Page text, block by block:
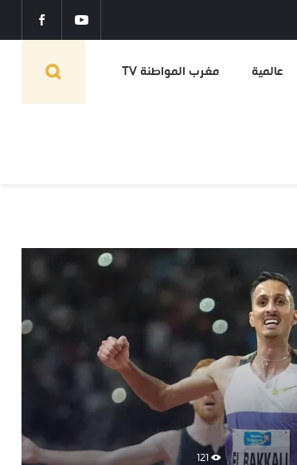
عالمية مغرب المواطنة TV
121